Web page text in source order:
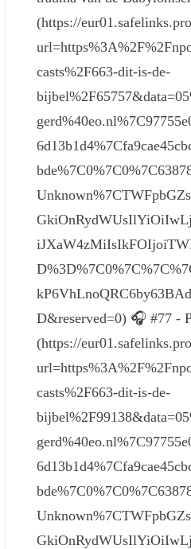
(https://
casts%2F663-dit-is-de-
D&reserved=0) 🎧 #77 -
(https://
casts%2F663-dit-is-de-